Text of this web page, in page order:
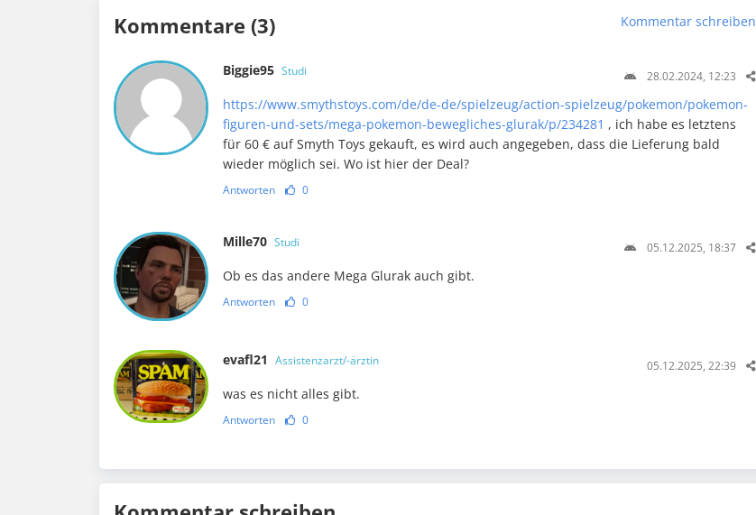
Kommentare (3) Kommentar schreiben
Biggie95 Studi 28.02.2024, 12:23
https://www.smythstoys.com/de/de-de/spielzeug/action-spielzeug/pokemon/pokemon-
figuren-und-sets/mega-pokemon-bewegliches-glurak/p/234281 , ich habe es letztens
für 60 € auf Smyth Toys gekauft, es wird auch angegeben, dass die Lieferung bald
wieder möglich sei. Wo ist hier der Deal?
Antworten 0
Mille70 Studi 05.12.2025, 18:37
Ob es das andere Mega Glurak auch gibt.
Antworten 0
evafl21 Assistenzarzt/-ärztin 05.12.2025, 22:39
was es nicht alles gibt.
Antworten 0